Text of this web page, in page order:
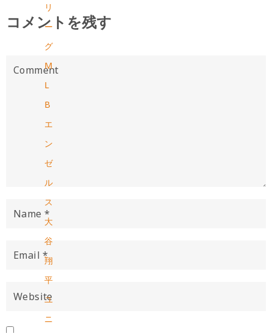
リ
ー
グ
M
L
B
エ
ン
ゼ
ル
ス
大
谷
翔
平
ユ
ニ
コメントを残す